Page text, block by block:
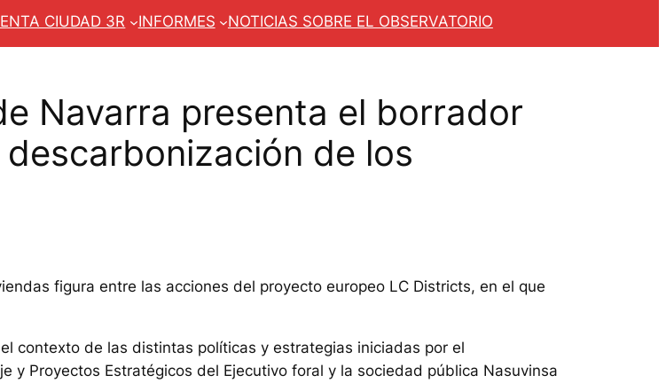
CIUDAD 3R INFORMES NOTICIAS SOBRE EL OBSERVATORIO
Navarra presenta el borrador
de los
figura entre las acciones del proyecto europeo LC Districts, en el que
contexto de las distintas políticas y estrategias iniciadas por el
y Proyectos Estratégicos del Ejecutivo foral y la sociedad pública Nasuvinsa